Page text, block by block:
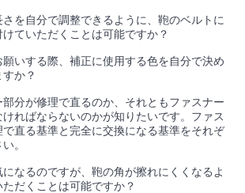
を自分で調整できるように、鞄のベルトに
ていただくことは可能ですか？
いする際、補正に使用する色を自分で決め
か？
分が修理で直るのか、それともファスナー
ればならないのかが知りたいです。ファス
直る基準と完全に交換になる基準をそれぞ
。
なるのですが、鞄の角が擦れにくくなるよ
だくことは可能ですか？